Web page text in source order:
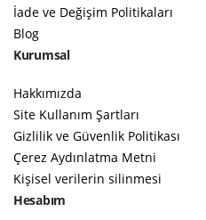
İade ve Değişim Politikaları
Blog
Kurumsal
Hakkımızda
Site Kullanım Şartları
Gizlilik ve Güvenlik Politikası
Çerez Aydınlatma Metni
Kişisel verilerin silinmesi
Hesabım